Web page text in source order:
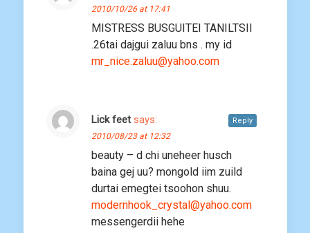
2010/10/26 at 17:41
MISTRESS BUSGUITEI TANILTSII
.26tai dajgui zaluu bns . my id
mr_nice.zaluu@yahoo.com
Lick feet says:
2010/08/23 at 12:32
beauty – d chi uneheer husch
baina gej uu? mongold iim zuild
durtai emegtei tsoohon shuu.
modernhook_crystal@yahoo.com
messengerdii hehe
Reply